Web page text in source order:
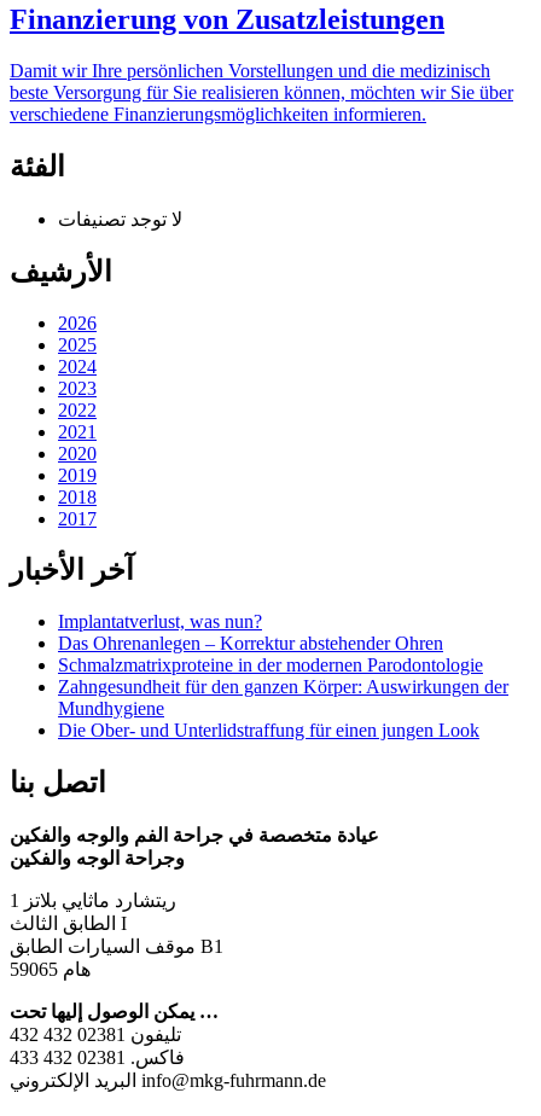
Finanzierung von Zusatzleistungen
Damit wir Ihre persönlichen Vorstellungen und die medizinisch
beste Versorgung für Sie realisieren können, möchten wir Sie über
verschiedene Finanzierungsmöglichkeiten informieren.
الفئة
لا توجد تصنيفات
الأرشيف
2026
2025
2024
2023
2022
2021
2020
2019
2018
2017
آخر الأخبار
Implantatverlust, was nun?
Das Ohrenanlegen – Korrektur abstehender Ohren
Schmalzmatrixproteine in der modernen Parodontologie
Zahngesundheit für den ganzen Körper: Auswirkungen der
Mundhygiene
Die Ober- und Unterlidstraffung für einen jungen Look
اتصل بنا
عيادة متخصصة في جراحة الفم والوجه والفكين
وجراحة الوجه والفكين
ريتشارد ماثايي بلاتز 1
الطابق الثالث I
موقف السيارات الطابق B1
59065 هام
يمكن الوصول إليها تحت …
تليفون 02381 432 432
فاكس. 02381 432 433
البريد الإلكتروني info@mkg-fuhrmann.de